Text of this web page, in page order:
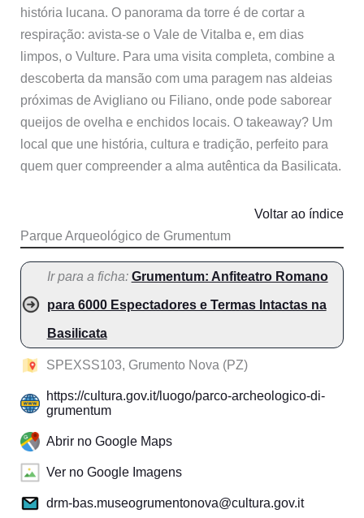
história lucana. O panorama da torre é de cortar a
respiração: avista-se o Vale de Vitalba e, em dias
limpos, o Vulture. Para uma visita completa, combine a
descoberta da mansão com uma paragem nas aldeias
próximas de Avigliano ou Filiano, onde pode saborear
queijos de ovelha e enchidos locais. O takeaway? Um
local que une história, cultura e tradição, perfeito para
quem quer compreender a alma autêntica da Basilicata.
Parque Arqueológico de Grumentum
Voltar ao índice
Ir para a ficha: Grumentum: Anfiteatro Romano
para 6000 Espectadores e Termas Intactas na
Basilicata
SPEXSS103, Grumento Nova (PZ)
https://cultura.gov.it/luogo/parco-archeologico-di-
grumentum
Abrir no Google Maps
Ver no Google Imagens
drm-bas.museogrumentonova@cultura.gov.it